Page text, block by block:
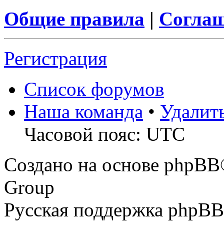
Общие правила |
Регистрация
Список форумов
Наша команда •
Часовой пояс: UTC
Создано на основе
Group
Русская поддержка phpBB